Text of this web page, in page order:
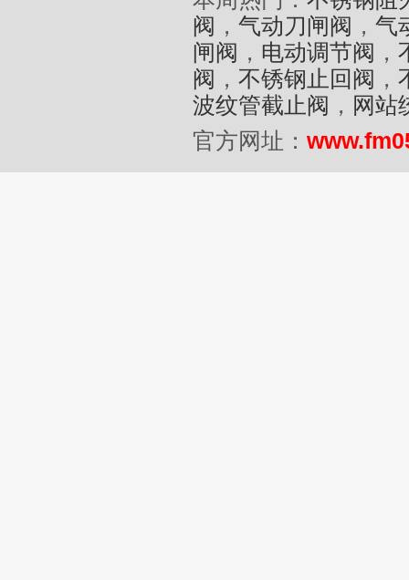
阀 ， 气动刀闸阀 ， 气
闸阀 ， 电动调节阀 ，
阀 ， 不锈钢止回阀 ，
波纹管截止阀 ， 网站
官方网址：